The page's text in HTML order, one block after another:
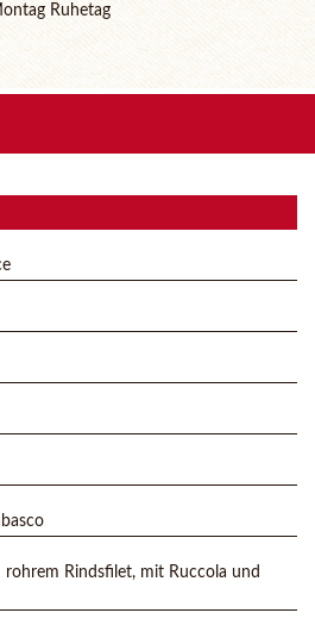
Ruhetag
Rindsfilet, mit Ruccola und